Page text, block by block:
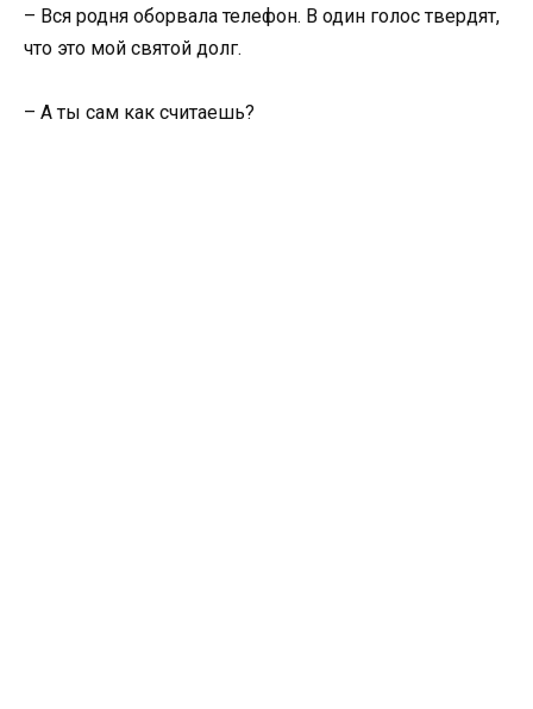
– Вся родня оборвала телефон. В один голос твердят,
что это мой святой долг.
– А ты сам как считаешь?